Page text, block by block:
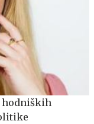
hodniških